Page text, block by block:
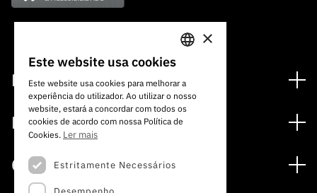
Financiamento
Programas de Financiamento
Internacional
Prémios
Media
Notas de Imprensa
Concursos
PORTUGUESE
ENGLISH
×
Este website usa cookies
Este website usa cookies para melhorar a
experiência do utilizador. Ao utilizar o nosso
website, estará a concordar com todos os
cookies de acordo com nossa Política de
Cookies. Ler mais
Estritamente Necessários